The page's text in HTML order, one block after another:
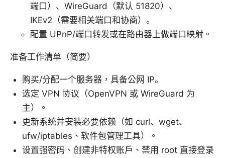
端口）、WireGuard（默认 51820）、
IKEv2（需要相关端口和协商）。
配置 UPnP/端口转发或在路由器上做端口映射。
准备工作清单（简要）
购买/分配一个服务器，具备公网 IP。
选定 VPN 协议（OpenVPN 或 WireGuard 为
主）。
更新系统并安装必要依赖（如 curl、wget、
ufw/iptables、软件包管理工具）。
设置强密码、创建非特权账户、禁用 root 直接登录